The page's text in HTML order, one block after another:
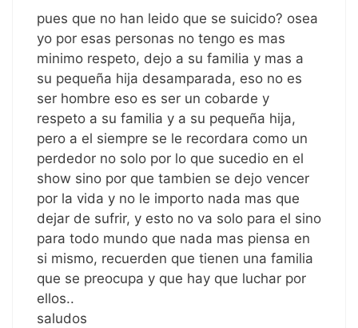
pues que no han leido que se suicido? osea
yo por esas personas no tengo es mas
minimo respeto, dejo a su familia y mas a
su pequeña hija desamparada, eso no es
ser hombre eso es ser un cobarde y
respeto a su familia y a su pequeña hija,
pero a el siempre se le recordara como un
perdedor no solo por lo que sucedio en el
show sino por que tambien se dejo vencer
por la vida y no le importo nada mas que
dejar de sufrir, y esto no va solo para el sino
para todo mundo que nada mas piensa en
si mismo, recuerden que tienen una familia
que se preocupa y que hay que luchar por
ellos..
saludos